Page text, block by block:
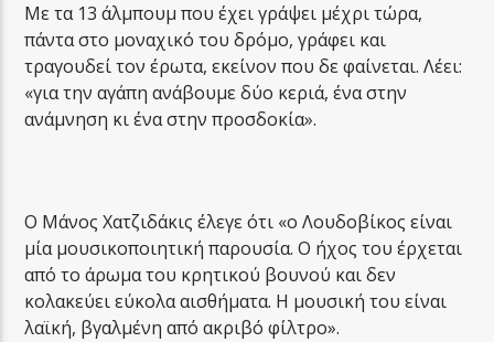
Με τα 13 άλμπουμ που έχει γράψει μέχρι τώρα,
πάντα στο μοναχικό του δρόμο, γράφει και
τραγουδεί τον έρωτα, εκείνον που δε φαίνεται. Λέει:
«για την αγάπη ανάβουμε δύο κεριά, ένα στην
ανάμνηση κι ένα στην προσδοκία».
Ο Μάνος Χατζιδάκις έλεγε ότι «ο Λουδοβίκος είναι
μία μουσικοποιητική παρουσία. Ο ήχος του έρχεται
από το άρωμα του κρητικού βουνού και δεν
κολακεύει εύκολα αισθήματα. Η μουσική του είναι
λαϊκή, βγαλμένη από ακριβό φίλτρο».